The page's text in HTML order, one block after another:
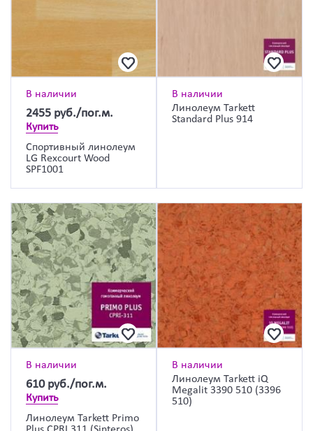
В наличии
2455 руб./пог.м.
Купить
Спортивный линолеум
LG Rexcourt Wood
SPF1001
В наличии
Линолеум Tarkett
Standard Plus 914
В наличии
610 руб./пог.м.
Купить
Линолеум Tarkett Primo
В наличии
Линолеум Tarkett iQ
Megalit 3390 510 (3396
510)